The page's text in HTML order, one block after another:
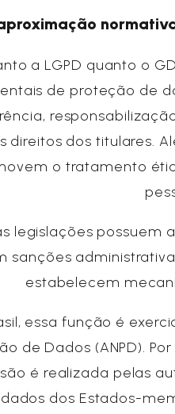
a LGPD quanto o
de proteção de
direitos dos titulares.
o tratamento
legislações possuem
sanções
estabelecem
essa função é
de Dados (ANPD).
é realizada pelas
dos Estados-